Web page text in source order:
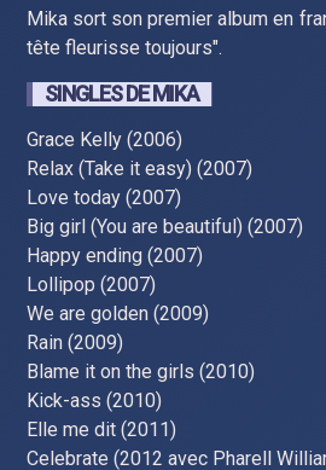
Mika sort son premier album en
tête fleurisse toujours".
SINGLES DE MIKA
Grace Kelly (2006)
Relax (Take it easy) (2007)
Love today (2007)
Big girl (You are beautiful) (2007)
Happy ending (2007)
Lollipop (2007)
We are golden (2009)
Rain (2009)
Blame it on the girls (2010)
Kick-ass (2010)
Elle me dit (2011)
Celebrate (2012 avec Pharell